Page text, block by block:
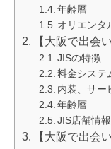
年齢層
オリエンタ
【大阪で出会
JISの特徴
料金システ
内装、サー
年齢層
JIS店舗情報
【大阪で出会